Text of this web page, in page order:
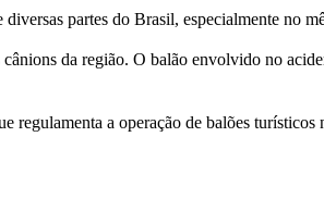
partes do Brasil, especialmente no
da região. O balão envolvido no
regulamenta a operação de balões